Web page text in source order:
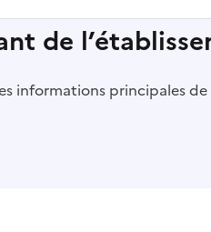
de
informations principales